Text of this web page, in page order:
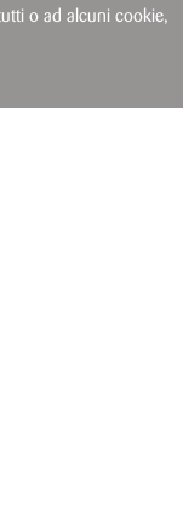
o ad alcuni cookie,